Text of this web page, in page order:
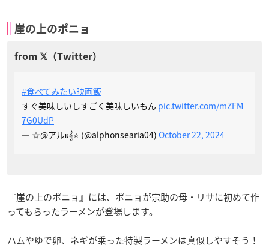
崖の上のポニョ
#食べてみたい映画飯
すぐ美味しいしすごく美味しいもん pic.twitter.com/mZFM
7G0UdP
— ☆@アルк𝄞⭐ (@alphonsearia04) October 22, 2024
『崖の上のポニョ』には、ポニョが宗助の母・リサに初めて作
ってもらったラーメンが登場します。
ハムやゆで卵、ネギが乗った特製ラーメンは真似しやすそう！